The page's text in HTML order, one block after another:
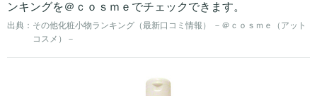
ンキングを＠ｃｏｓｍｅでチェックできます。
出典： その他化粧小物ランキング（最新口コミ情報） －＠ｃｏｓｍｅ（アット
コスメ）－